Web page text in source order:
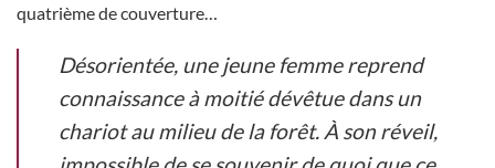
quatrième de couverture…
Désorientée, une jeune femme reprend
connaissance à moitié dévêtue dans un
chariot au milieu de la forêt. À son réveil,